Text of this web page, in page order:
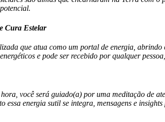
Cura Estelar
que atua como um portal de energia,
e pode ser recebido por qualquer
você será guiado(a) por uma meditação de
essa energia sutil se integra, mensagens e